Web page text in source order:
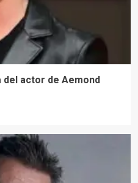
actor de Aemond